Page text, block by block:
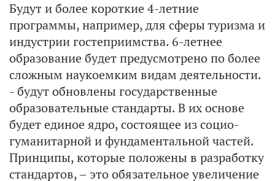
Будут и более короткие 4-летние
программы, например, для сферы туризма и
индустрии гостеприимства. 6-летнее
образование будет предусмотрено по более
сложным наукоемким видам деятельности.
- будут обновлены государственные
образовательные стандарты. В их основе
будет единое ядро, состоящее из социо-
гуманитарной и фундаментальной частей.
Принципы, которые положены в разработку
стандартов, – это обязательное увеличение